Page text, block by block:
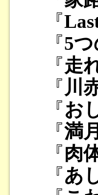
『
『5
『走
『 川
『お
『満月
『肉
『あ